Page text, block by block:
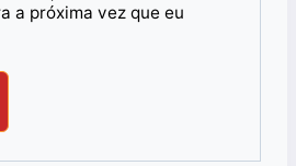
a próxima vez que eu